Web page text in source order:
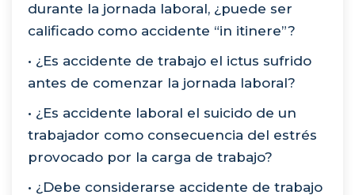
durante la jornada laboral, ¿puede ser
calificado como accidente “in itinere”?
• ¿Es accidente de trabajo el ictus sufrido
antes de comenzar la jornada laboral?
• ¿Es accidente laboral el suicido de un
trabajador como consecuencia del estrés
provocado por la carga de trabajo?
• ¿Debe considerarse accidente de trabajo